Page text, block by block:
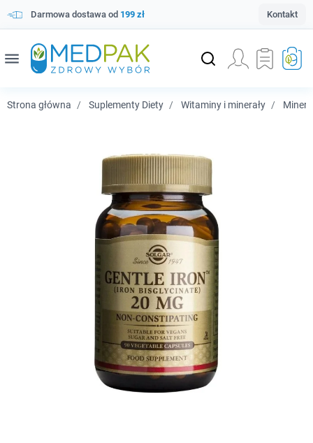
Darmowa dostawa od 199 zł Kontakt
menu
Strona główna Suplementy Diety Witaminy i minerały